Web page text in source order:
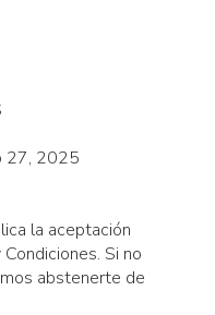
27, 2025
la aceptación
Si no
abstenerte de